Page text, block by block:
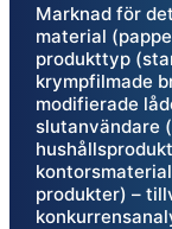
Marknad för
material
produkttyp
krympfilmade
modifierade
slutanvändare
produkter) –